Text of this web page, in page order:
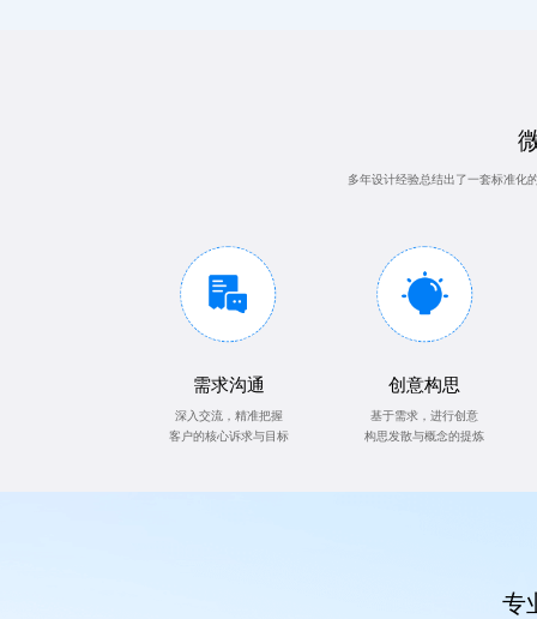
多年设计经验总结出了一套标准化
需求沟通
深入交流，精准把握
客户的核心诉求与目标
创意构思
基于需求，进行创意
构思发散与概念的提炼
专